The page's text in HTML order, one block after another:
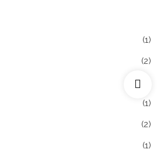
(1)
(2)
(1)
(2)
(1)